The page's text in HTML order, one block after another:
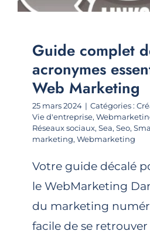
Guide complet
acronymes
Web Marketing
25 mars 2024 | Catégories :
Vie d'entreprise,
Réseaux sociaux, Sea, Seo, Sma
marketing, Webmarketing
Votre guide décalé
le WebMarketing
du marketing
facile de se